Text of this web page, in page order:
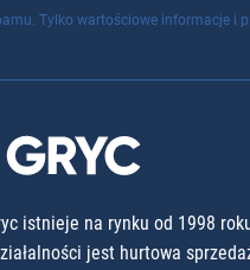
Tylko wartościowe informacje i
istnieje na rynku od 1998
jest hurtowa